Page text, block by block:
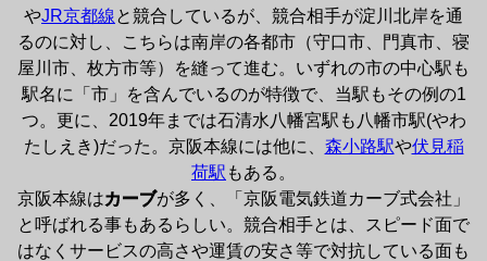
やJR京都線と競合しているが、競合相手が淀川北岸を通
るのに対し、こちらは南岸の各都市（守口市、門真市、寝
屋川市、枚方市等）を縫って進む。いずれの市の中心駅も
駅名に「市」を含んでいるのが特徴で、当駅もその例の1
つ。更に、2019年までは石清水八幡宮駅も八幡市駅(やわ
たしえき)だった。京阪本線には他に、 森小路駅や伏見稲
荷駅 もある。
京阪本線はカーブが多く、「京阪電気鉄道カーブ式会社」
と呼ばれる事もあるらしい。競合相手とは、スピード面で
はなくサービスの高さや運賃の安さ等で対抗している面も